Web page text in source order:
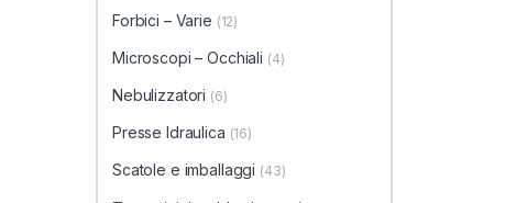
Forbici – Varie (12)
Microscopi – Occhiali (4)
Nebulizzatori (6)
Presse Idraulica (16)
Scatole e imballaggi (43)